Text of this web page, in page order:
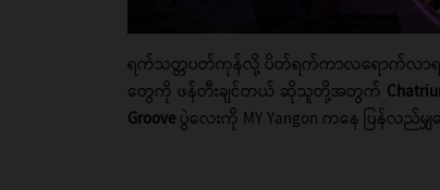
ရက်သတ္တပတ်ကုန်လို့ ပိတ်ရက်ကာလရောက်လာရင် အေ
တွေကို ဖန်တီးချင်တယ် ဆိုသူတို့အတွက်
Groove ပွဲလေးကို MY Yangon ကနေ ပြန်လည်မ